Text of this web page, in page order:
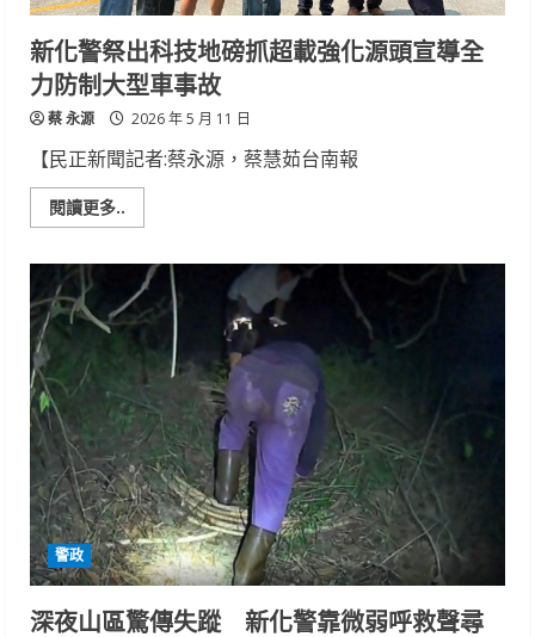
新化警祭出科技地磅抓超載強化源頭宣導全
力防制大型車事故
蔡 永源 2026 年 5 月 11 日
【民正新聞記者:蔡永源，蔡慧茹台南報
閱讀更多..
more
警
祭
出
技
磅
抓
超
載
強
化
源
頭
宣
導
全
力
防
制
大
警政
深夜山區驚傳失蹤 新化警靠微弱呼救聲尋